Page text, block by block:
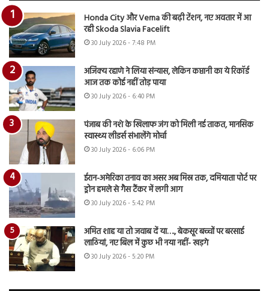
Honda City और Verna की बढ़ी टेंशन, नए अवतार में आ
रही Skoda Slavia Facelift
30 July 2026 - 7:48 PM
अजिंक्य रहाणे ने लिया संन्यास, लेकिन कप्तानी का ये रिकॉर्ड
आज तक कोई नहीं तोड़ पाया
30 July 2026 - 6:40 PM
पंजाब की नशे के खिलाफ जंग को मिली नई ताकत, मानसिक
स्वास्थ्य लीडर्स संभालेंगे मोर्चा
30 July 2026 - 6:06 PM
ईरान-अमेरिका तनाव का असर अब मिस्र तक, दमियाता पोर्ट पर
ड्रोन हमले से गैस टैंकर में लगी आग
30 July 2026 - 5:42 PM
अमित शाह या तो जवाब दें या…., बेकसूर बच्चों पर बरसाई
लाठियां, नए बिल में कुछ भी नया नहीं- खड़गे
30 July 2026 - 5:20 PM